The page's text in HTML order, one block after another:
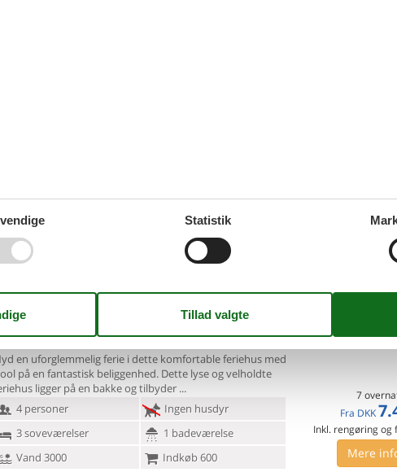
Vand 2000
Inkl. rengøring og
Mere
- Labin-Presika - 52220 -
en uforglemmelig ferie i dette komfortable feriehus med
på en fantastisk beliggenhed. Dette lyse og velholdte
ligger på en bakke og tilbyder
4 personer
Ingen husdyr
3 soveværelser
1 badeværelse
Vand 3000
Indkøb 600
Tilføj til
7
Fra DKK
Inkl. rengøring og
Mere
Statistik